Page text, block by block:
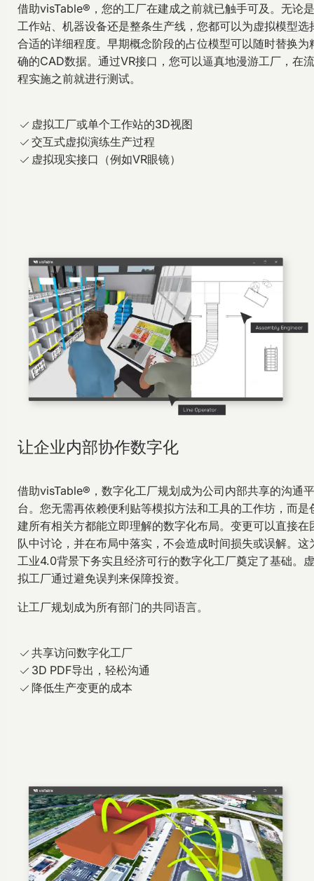
借助visTable®，您的工厂在建成之前就已触手可及。无论是
工作站、机器设备还是整条生产线，您都可以为虚拟模型选
合适的详细程度。早期概念阶段的占位模型可以随时替换为
确的CAD数据。通过VR接口，您可以逼真地漫游工厂，在流
程实施之前就进行测试。
虚拟工厂或单个工作站的3D视图
交互式虚拟演练生产过程
虚拟现实接口（例如VR眼镜）
让企业内部协作数字化
借助visTable®，数字化工厂规划成为公司内部共享的沟通平
台。您无需再依赖便利贴等模拟方法和工具的工作坊，而是
建所有相关方都能立即理解的数字化布局。变更可以直接在
队中讨论，并在布局中落实，不会造成时间损失或误解。这
工业4.0背景下务实且经济可行的数字化工厂奠定了基础。虚
拟工厂通过避免误判来保障投资。
让工厂规划成为所有部门的共同语言。
共享访问数字化工厂
3D PDF导出，轻松沟通
降低生产变更的成本